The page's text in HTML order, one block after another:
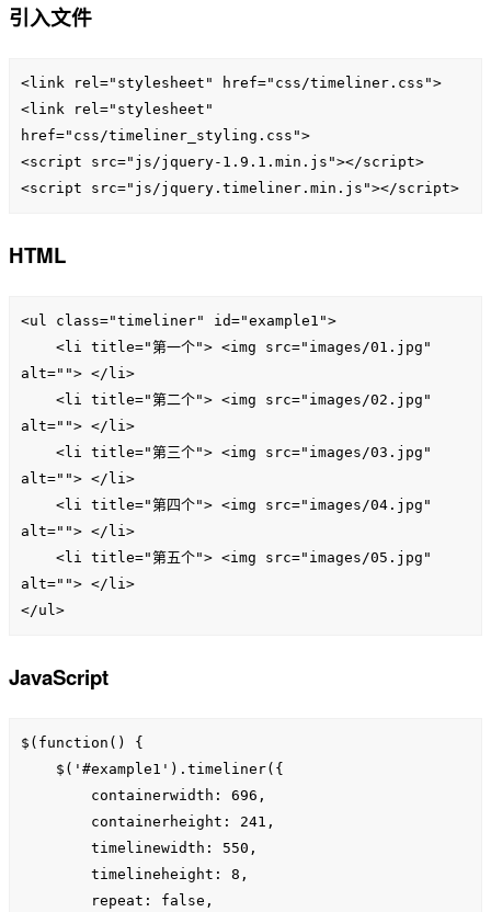
引入文件
<link rel="stylesheet" href="css/timeliner.css">
<link rel="stylesheet"
href="css/timeliner_styling.css">
<script src="js/jquery-1.9.1.min.js"></script>
<script src="js/jquery.timeliner.min.js"></script>
HTML
<ul class="timeliner" id="example1">
<li title="第一个"> <img src="images/01.jpg"
alt=""> </li>
<li title="第二个"> <img src="images/02.jpg"
alt=""> </li>
<li title="第三个"> <img src="images/03.jpg"
alt=""> </li>
<li title="第四个"> <img src="images/04.jpg"
alt=""> </li>
<li title="第五个"> <img src="images/05.jpg"
alt=""> </li>
</ul>
JavaScript
$(function() {
$('#example1').timeliner({
containerwidth: 696,
containerheight: 241,
timelinewidth: 550,
timelineheight: 8,
repeat: false,